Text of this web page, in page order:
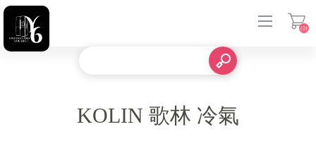
(0)
KOLIN 歌林 冷氣